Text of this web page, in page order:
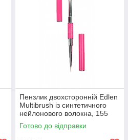
Пензлик двохсторонній Edlen
Multibrush із синтетичного
нейлонового волокна, 155
мм
Готово до відправки